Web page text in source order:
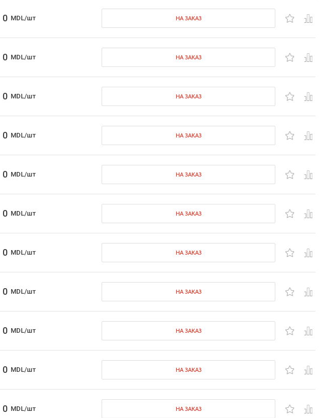
0 MDL/шт НА ЗАКАЗ
0 MDL/шт НА ЗАКАЗ
0 MDL/шт НА ЗАКАЗ
0 MDL/шт НА ЗАКАЗ
0 MDL/шт НА ЗАКАЗ
0 MDL/шт НА ЗАКАЗ
0 MDL/шт НА ЗАКАЗ
0 MDL/шт НА ЗАКАЗ
0 MDL/шт НА ЗАКАЗ
0 MDL/шт НА ЗАКАЗ
0 MDL/шт НА ЗАКАЗ